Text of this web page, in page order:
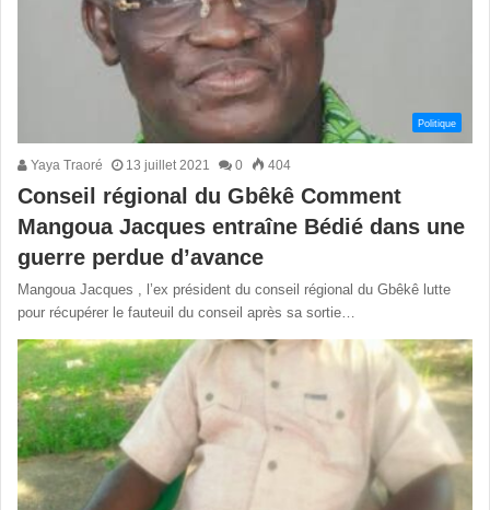
Politique
Yaya Traoré 13 juillet 2021 0 404
Conseil régional du Gbêkê Comment
Mangoua Jacques entraîne Bédié dans une
guerre perdue d’avance
Mangoua Jacques , l’ex président du conseil régional du Gbêkê lutte
pour récupérer le fauteuil du conseil après sa sortie…